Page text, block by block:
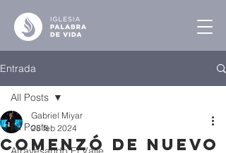
Entrada
All Posts
All Posts
Comenzó de Nuevo
Gabriel Miyar
28 feb 2024